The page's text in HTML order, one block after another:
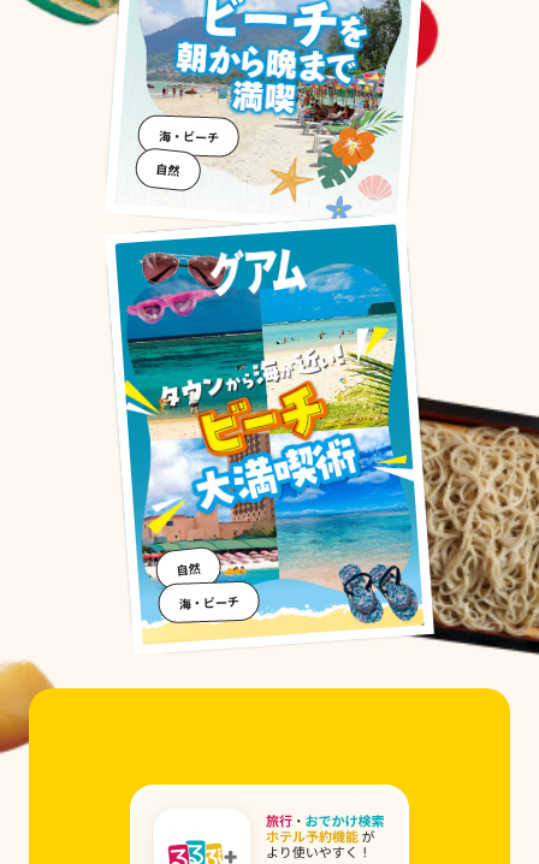
海・ビーチ
自然
自然
海・ビーチ